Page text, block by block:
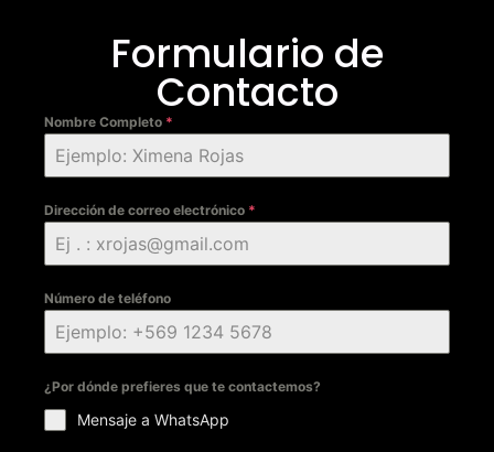
Formulario de
Contacto
Nombre Completo *
Dirección de correo electrónico *
Número de teléfono
¿Por dónde prefieres que te contactemos?
Mensaje a WhatsApp